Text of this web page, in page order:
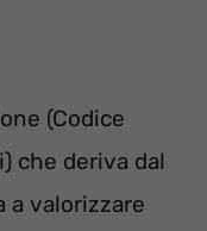
(Codice
che deriva dal
a valorizzare